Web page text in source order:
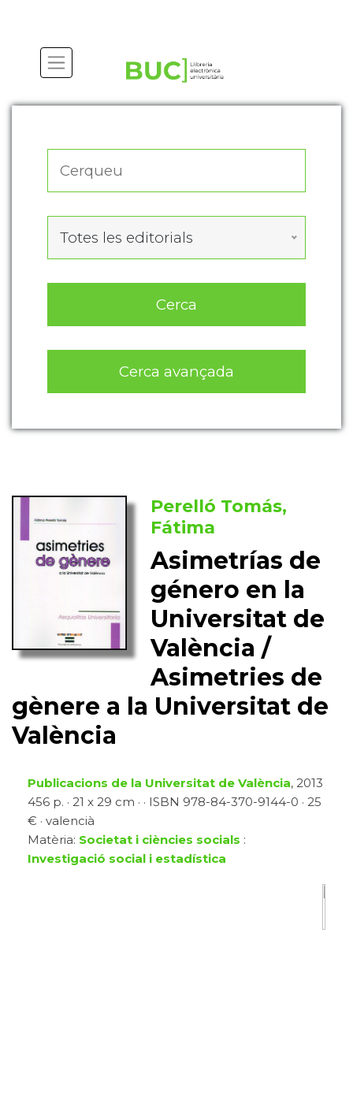
Totes les editorials
Cerca
Cerca avançada
Perelló Tomás,
Fátima
Asimetrías de
género en la
Universitat de
València /
Asimetries de
gènere a la Universitat de
València
Publicacions de la Universitat de València, 2013
456 p. · 21 x 29 cm · · ISBN 978-84-370-9144-0 · 25
€ · valencià
Matèria: Societat i ciències socials :
Investigació social i estadística